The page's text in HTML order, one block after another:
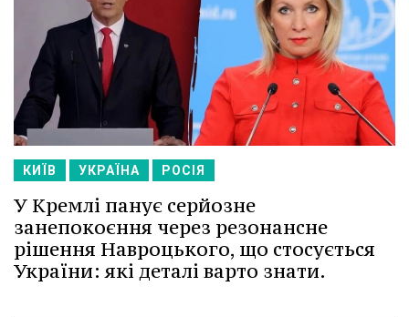
КИЇВ УКРАЇНА РОСІЯ
У Кремлі панує серйозне
занепокоєння через резонансне
рішення Навроцького, що стосується
України: які деталі варто знати.